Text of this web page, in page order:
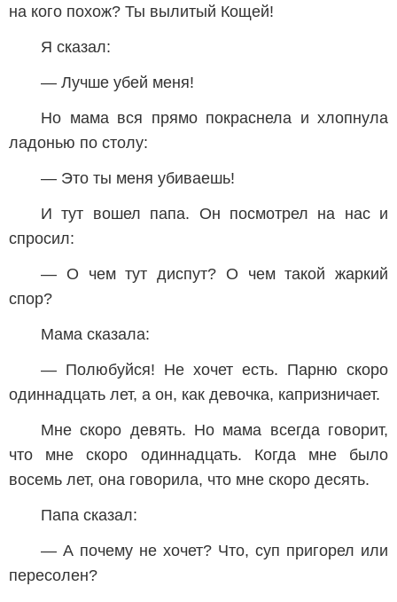
на кого похож? Ты вылитый Кощей!
Я сказал:
— Лучше убей меня!
Но мама вся прямо покраснела и хлопнула
ладонью по столу:
— Это ты меня убиваешь!
И тут вошел папа. Он посмотрел на нас и
спросил:
— О чем тут диспут? О чем такой жаркий
спор?
Мама сказала:
— Полюбуйся! Не хочет есть. Парню скоро
одиннадцать лет, а он, как девочка, капризничает.
Мне скоро девять. Но мама всегда говорит,
что мне скоро одиннадцать. Когда мне было
восемь лет, она говорила, что мне скоро десять.
Папа сказал:
— А почему не хочет? Что, суп пригорел или
пересолен?